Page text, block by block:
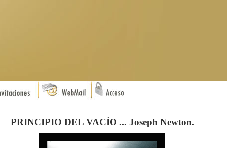
PRINCIPIO DEL VACÍO ... Joseph Newton.